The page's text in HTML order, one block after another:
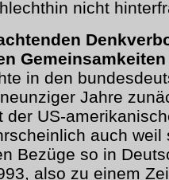
nicht
Gemeinsamkeiten
in den
Jahre
der US-
auch weil
Bezüge so in
also zu einem